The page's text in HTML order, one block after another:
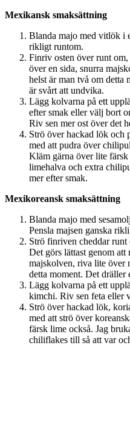
Mexikansk smaksättning
Blanda majo med vitlök i
rikligt runtom.
Finriv osten över runt
över en sida, snurra
helst är man två om detta
är svårt att undvika.
Lägg kolvarna på ett
efter smak eller välj bort
Riv sen mer ost över det
Strö över hackad lök och
med att pudra över
Kläm gärna över lite färsk
limehalva och extra
mer efter smak.
Mexikoreansk smaksättning
Blanda majo med
Pensla majsen ganska
Strö finriven cheddar runt
Det görs lättast genom
majskolven, riva lite över
detta moment. Det dräller
Lägg kolvarna på ett
kimchi. Riv sen feta eller
Strö över hackad lök,
med att strö över
färsk lime också. Jag
chiliflakes till så att var